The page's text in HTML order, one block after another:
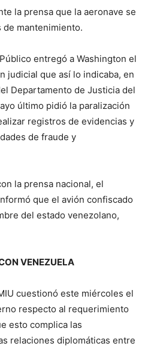
la prensa que la aeronave se
de mantenimiento.
entregó a Washington el
judicial que así lo indicaba, en
Departamento de Justicia del
último pidió la paralización
registros de evidencias y
de fraude y
la prensa nacional, el
que el avión confiscado
del estado venezolano,
VENEZUELA
cuestionó este miércoles el
respecto al requerimiento
esto complica las
relaciones diplomáticas entre